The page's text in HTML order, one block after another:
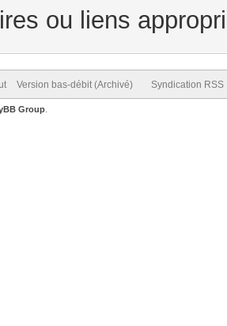
ou liens
Version bas-débit (Archivé) Syndication RSS
Group